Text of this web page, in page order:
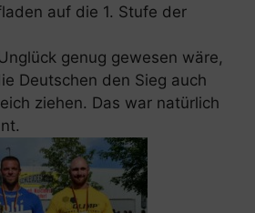
auf die 1. Stufe der
genug gewesen wäre,
Deutschen den Sieg auch
ziehen. Das war natürlich